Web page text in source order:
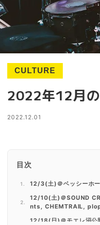
CULTURE
2022年12月
2022.12.01
目次
12/3(土)＠ベッシーホ
12/10(土)＠SOUND
nts, CHEMTRAIL,
12/18(日)＠モエレ沼